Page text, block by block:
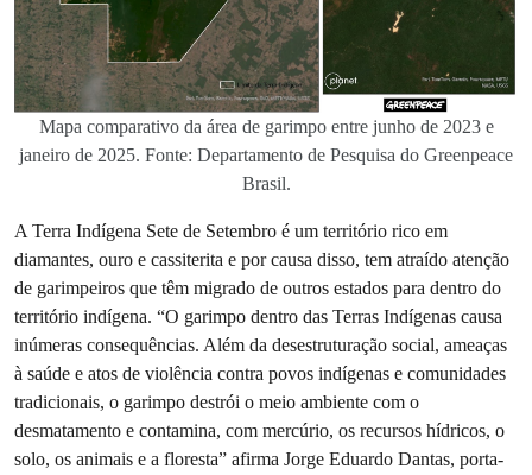
Mapa comparativo da área de garimpo entre junho de 2023 e
janeiro de 2025. Fonte: Departamento de Pesquisa do Greenpeace
Brasil.
A Terra Indígena Sete de Setembro é um território rico em
diamantes, ouro e cassiterita e por causa disso, tem atraído atenção
de garimpeiros que têm migrado de outros estados para dentro do
território indígena. “O garimpo dentro das Terras Indígenas causa
inúmeras consequências. Além da desestruturação social, ameaças
à saúde e atos de violência contra povos indígenas e comunidades
tradicionais, o garimpo destrói o meio ambiente com o
desmatamento e contamina, com mercúrio, os recursos hídricos, o
solo, os animais e a floresta” afirma Jorge Eduardo Dantas, porta-